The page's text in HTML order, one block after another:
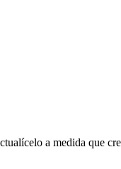
a medida que